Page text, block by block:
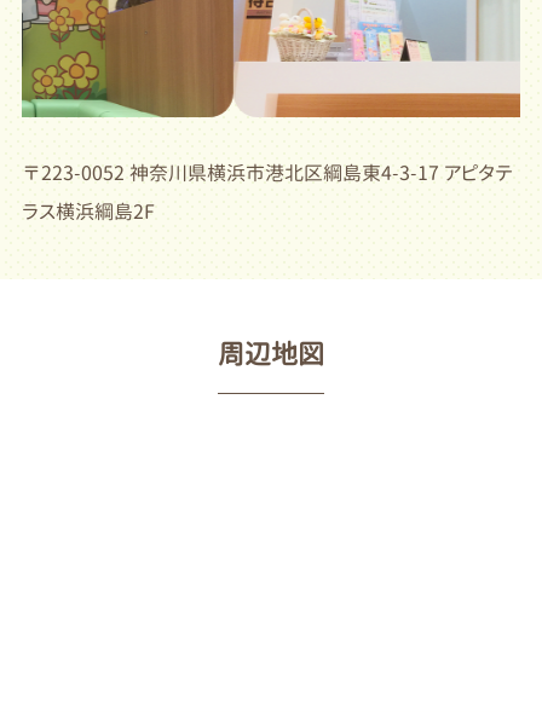
〒223-0052 神奈川県横浜市港北区綱島東4-3-17 アピタテ
ラス横浜綱島2F
周辺地図